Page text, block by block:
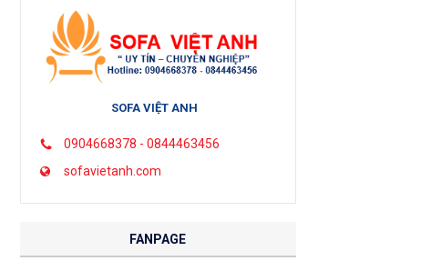
SOFA VIỆT ANH
0904668378 - 0844463456
sofavietanh.com
FANPAGE